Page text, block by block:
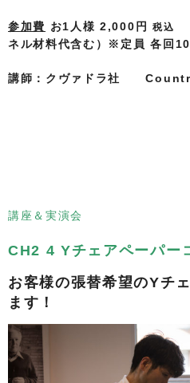
参加費 お1人様 2,000円 税込
ネル材料代含む）※定員 各回10
講師：クヴァドラ社
講座＆実演会
CH2 4 Yチェアペーパー
お客様の張替希望のYチ
ます！